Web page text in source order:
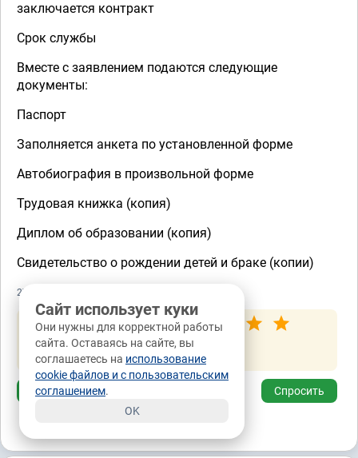
заключается контракт
Срок службы
Вместе с заявлением подаются следующие
документы:
Паспорт
Заполняется анкета по установленной форме
Автобиография в произвольной форме
Трудовая книжка (копия)
Диплом об образовании (копия)
Свидетельство о рождении детей и браке (копии)
27.02.2018, 13:17
Оценка автора вопроса:
)))
Ответить Спросить
Сайт использует куки
Они нужны для корректной работы
сайта. Оставаясь на сайте, вы
соглашаетесь на использование
cookie файлов и с пользовательским
соглашением.
OK